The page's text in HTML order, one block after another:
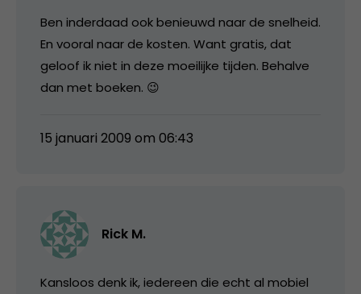
Ben inderdaad ook benieuwd naar de snelheid.
En vooral naar de kosten. Want gratis, dat
geloof ik niet in deze moeilijke tijden. Behalve
dan met boeken. 😉
15 januari 2009 om 06:43
Rick M.
Kansloos denk ik, iedereen die echt al mobiel